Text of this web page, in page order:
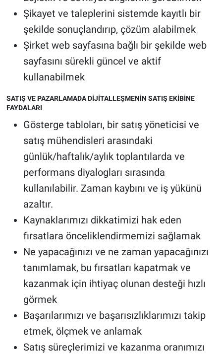
Şikayet ve taleplerini sistemde kayıtlı bir
şekilde sonuçlandırıp, çözüm alabilmek
Şirket web sayfasına bağlı bir şekilde web
sayfasını sürekli güncel ve aktif
kullanabilmek
SATIŞ VE PAZARLAMADA DİJİTALLEŞMENİN SATIŞ EKİBİNE
FAYDALARI
Gösterge tabloları, bir satış yöneticisi ve
satış mühendisleri arasındaki
günlük/haftalık/aylık toplantılarda ve
performans diyalogları sırasında
kullanılabilir. Zaman kaybını ve iş yükünü
azaltır.
Kaynaklarımızı dikkatimizi hak eden
fırsatlara önceliklendirmemizi sağlamak
Ne yapacağınızı ve ne zaman yapacağınızı
tanımlamak, bu fırsatları kapatmak ve
kazanmak için ihtiyaç olunan desteği hızlı
görmek
Başarılarımızı ve başarısızlıklarımızı takip
etmek, ölçmek ve anlamak
Satış süreçlerimizi ve kazanma oranımızı